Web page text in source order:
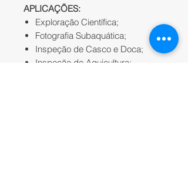
APLICAÇÕES:
Exploração Científica;
Fotografia Subaquática;
Inspeção de Casco e Doca;
Inspeção de Aquicultura;